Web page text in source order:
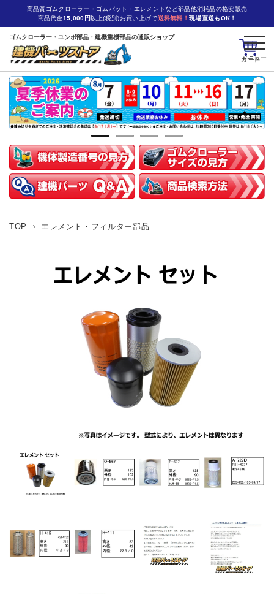
カート
高品質ゴムクローラー・ゴムパット・エレメントなど部品他消耗品の格安販売
商品代金15,000円 以上(税別)お買い上げで送料無料！ 現場直送もOK！
ゴムクローラー・ユンボ部品・建機重機部品の通販ショップ
TOP エレメント・フィルター部品